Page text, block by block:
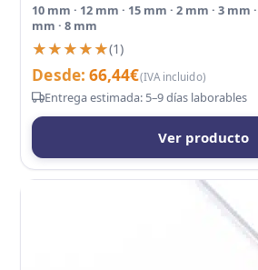
10 mm · 12 mm · 15 mm · 2 mm · 3 mm
mm · 8 mm
★★★★★
★★★★★(1)
Desde:66,44€(IVA incluido)
Entrega estimada: 5–9 días laborables
Ver producto